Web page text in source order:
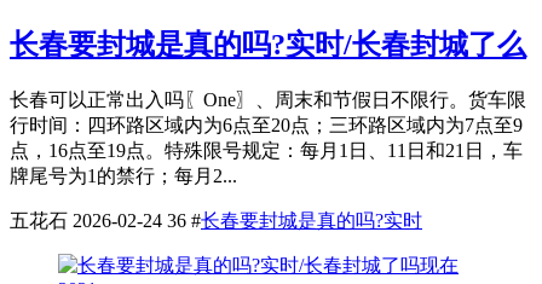
长春要封城是真的吗?实时/长春封城了么
长春可以正常出入吗〖One〗、周末和节假日不限行。货车限
行时间：四环路区域内为6点至20点；三环路区域内为7点至9
点，16点至19点。特殊限号规定：每月1日、11日和21日，车
牌尾号为1的禁行；每月2...
五花石 2026-02-24 36 #长春要封城是真的吗?实时